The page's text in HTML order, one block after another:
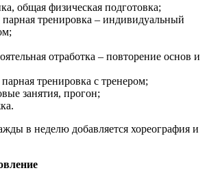
общая физическая подготовка;
парная тренировка – индивидуальный
отработка – повторение основ и
тренировка с тренером;
занятия, прогон;
в неделю добавляется хореография и